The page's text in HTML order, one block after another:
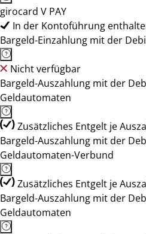
girocard V PAY
In der Kontoführung
Bargeld-Einzahlung mit der
Nicht verfügbar
Bargeld-Auszahlung mit der
Geldautomaten
Zusätzliches Entgelt je
Bargeld-Auszahlung mit der
Geldautomaten-Verbund
Zusätzliches Entgelt je
Bargeld-Auszahlung mit der
Geldautomaten